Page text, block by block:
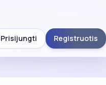
Prisijungti Registruotis